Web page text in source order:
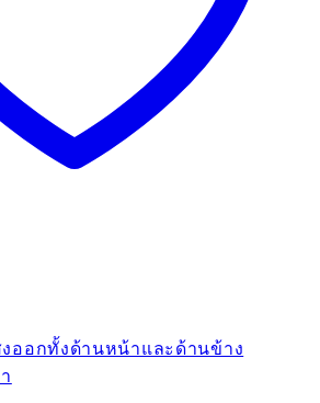
ออกทั้งด้านหน้าและด้านข้าง